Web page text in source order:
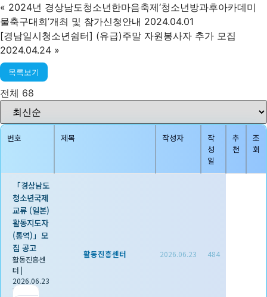
« 2024년 경상남도청소년한마음축제‘청소년방과후아카데미
물축구대회’개최 및 참가신청안내 2024.04.01
[경남일시청소년쉼터] (유급)주말 자원봉사자 추가 모집
2024.04.24 »
목록보기
전체 68
번호 제목 작성자
작
성
일
추
천
조
회
「경상남도
청소년국제
교류 (일본)
활동지도자
(통역)」모
집 공고
활동진흥센
터 |
2026.06.23
|
활동진흥센터 2026.06.23 484